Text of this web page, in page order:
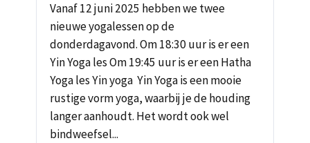
Vanaf 12 juni 2025 hebben we twee
nieuwe yogalessen op de
donderdagavond. Om 18:30 uur is er een
Yin Yoga les Om 19:45 uur is er een Hatha
Yoga les Yin yoga Yin Yoga is een mooie
rustige vorm yoga, waarbij je de houding
langer aanhoudt. Het wordt ook wel
bindweefsel...